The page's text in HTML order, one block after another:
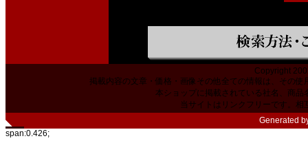
Copyright
掲載内容の文章・価格・画像その他全ての情報は、その
本ショップに掲載されている社名、商
当サイトはリンクフリーです。相
Generated
span:0.426;